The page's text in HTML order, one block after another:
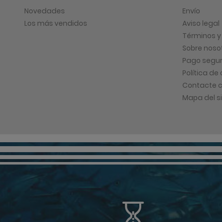
Novedades
Los más vendidos
Envío
Aviso legal
Términos
Sobre
Pago
Política de
Contacte
Mapa del